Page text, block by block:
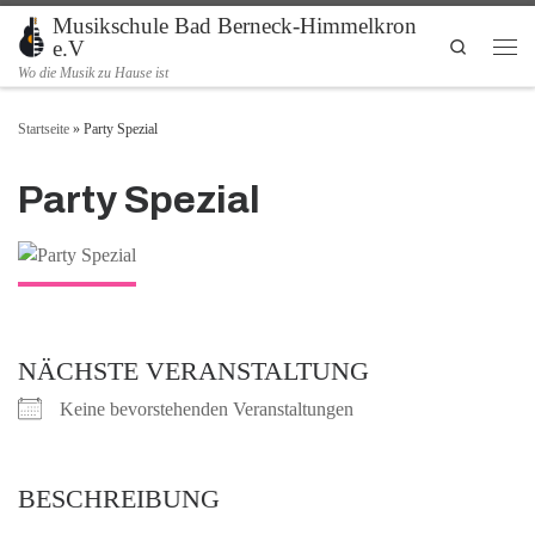
Zum Inhalt springen
Musikschule Bad Berneck-Himmelkron
e.V
Wo die Musik zu Hause ist
Search
Startseite » Party Spezial
Party Spezial
NÄCHSTE VERANSTALTUNG
Keine bevorstehenden Veranstaltungen
BESCHREIBUNG